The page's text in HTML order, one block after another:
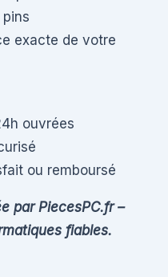
pins
exacte de votre
ouvrées
ou remboursé
par PiecesPC.fr –
fiables.